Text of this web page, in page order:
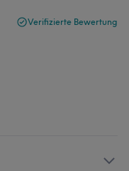
Verifizierte Bewertung